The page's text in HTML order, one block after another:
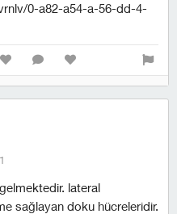
0-a82-a54-a-56-dd-4-
1
lateral
sağlayan doku hücreleridir.